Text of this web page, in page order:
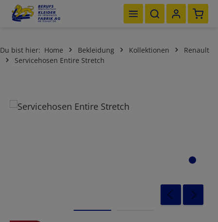
Zum Hauptinhalt springen
Du bist hier: Home Bekleidung Kollektionen
Renault
Servicehosen Entire Stretch
Bildergalerie überspringen